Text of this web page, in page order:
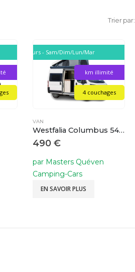
Trier par:
4 couchages
Forfait 4 jours - Sam/Dim/Lun/Mar
km illimité
VAN
Westfalia Columbus 540 D 4 J
490 €
par Masters Quéven
Camping-Cars
EN SAVOIR PLUS